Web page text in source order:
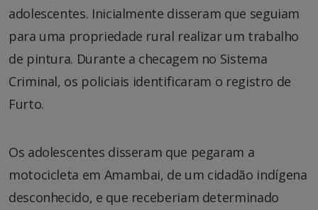
adolescentes. Inicialmente disseram que seguiam
para uma propriedade rural realizar um trabalho
de pintura. Durante a checagem no Sistema
Criminal, os policiais identificaram o registro de
Furto.
Os adolescentes disseram que pegaram a
motocicleta em Amambai, de um cidadão indígena
desconhecido, e que receberiam determinado